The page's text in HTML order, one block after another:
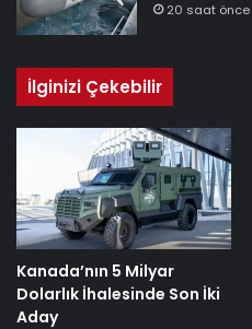
20 saat önce
İlginizi Çekebilir
Kanada’nın 5 Milyar
Dolarlık İhalesinde Son İki
Aday